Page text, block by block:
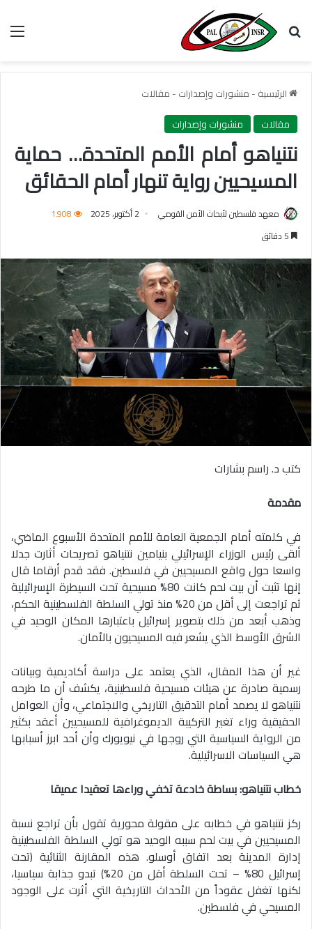
بحث عن
الرئيسية - منشورات وإصدارات - مقالات
مقالات
منشورات وإصدارات
نتنياهو أمام الأمم المتحدة… حماية
المسيحيين رواية تنهار أمام الحقائق
معهد فلسطين لأبحاث الأمن القومي 2 أكتوبر، 2025
1٬908
كتب د. راسم بشارات
مقدمة
في كلمته أمام الجمعية العامة للأمم المتحدة الأسبوع الماضي،
ألقى رئيس الوزراء الإسرائيلي بنيامين نتنياهو تصريحات أثارت جدلا
واسعا حول واقع المسيحيين في فلسطين. فقد قدم أرقاما قال
إنها تثبت أن بيت لحم كانت 80% مسيحية تحت السيطرة الإسرائيلية
ثم تراجعت إلى أقل من 20% منذ تولي السلطة الفلسطينية الحكم،
وذهب أبعد من ذلك بتصوير إسرائيل باعتبارها المكان الوحيد في
الشرق الأوسط الذي يشعر فيه المسيحيون بالأمان.
غير أن هذا المقال، الذي يعتمد على دراسة أكاديمية وبيانات
رسمية صادرة عن هيئات مسيحية فلسطينية، يكشف أن ما طرحه
نتنياهو لا يصمد أمام التدقيق التاريخي والاجتماعي، وأن العوامل
الحقيقية وراء تغير التركيبة الديموغرافية للمسيحيين أعقد بكثير
من الرواية السياسية التي روجها في نيويورك وأن أحد ابرز أسبابها
هي السياسات الاسرائيلية.
خطاب نتنياهو: بساطة خادعة تخفي وراءها تعقيدا عميقا
ركز نتنياهو في خطابه على مقولة محورية تقول بأن تراجع نسبة
المسيحيين في بيت لحم سببه الوحيد هو تولي السلطة الفلسطينية
إدارة المدينة بعد اتفاق أوسلو. هذه المقارنة الثنائية (تحت
إسرائيل 80% – تحت السلطة أقل من 20%) تبدو جذابة سياسيا،
لكنها تغفل عقوداً من الأحداث التاريخية التي أثرت على الوجود
المسيحي في فلسطين.